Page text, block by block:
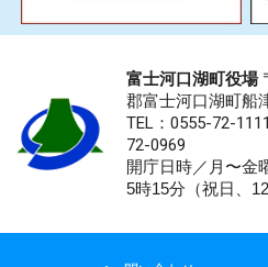
富士河口湖町役場
郡富士河口湖町船
TEL：0555-72-1111
72-0969
開庁日時／月〜
5時15分（祝日、